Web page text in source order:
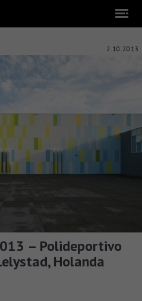
2.10.2013
– Polideportivo
Holanda